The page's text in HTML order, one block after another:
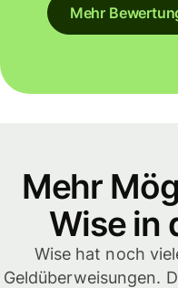
Mehr
Mehr
Wise in
Wise hat noch
Geldüberweisungen.